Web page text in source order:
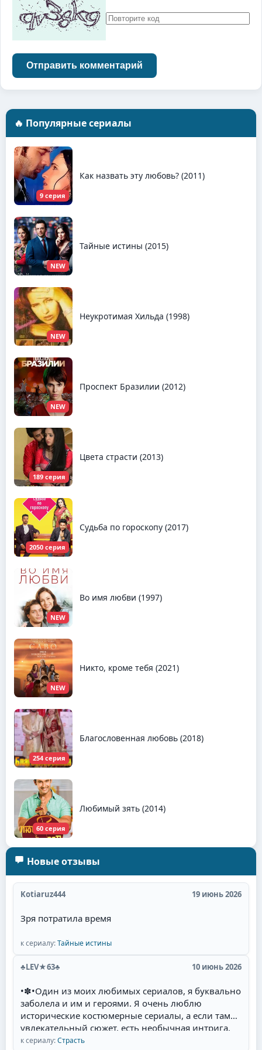
Отправить комментарий
🔥 Популярные сериалы
9 серия
Как назвать эту любовь? (2011)
NEW
Тайные истины (2015)
NEW
Неукротимая Хильда (1998)
NEW
Проспект Бразилии (2012)
189 серия
Цвета страсти (2013)
2050 серия
Судьба по гороскопу (2017)
NEW
Во имя любви (1997)
NEW
Никто, кроме тебя (2021)
254 серия
Благословенная любовь (2018)
60 серия
Любимый зять (2014)
Новые отзывы
Kotiaruz444 19 июнь 2026
Зря потратила время
к сериалу:Тайные истины
♣LEV★63♣ 10 июнь 2026
•✽•Один из моих любимых сериалов, я буквально
заболела и им и героями. Я очень люблю
исторические костюмерные сериалы, а если там
увлекательный сюжет, есть необычная интрига,
красивые талантливые актёры(Фернандо Колунга,
к сериалу:Страсть